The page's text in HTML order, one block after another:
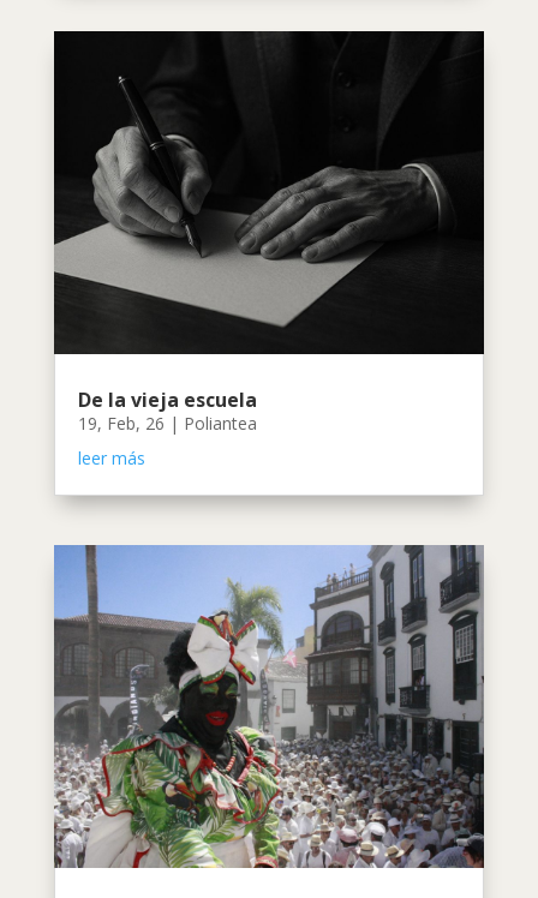
De la vieja escuela
19, Feb, 26 | Poliantea
leer más